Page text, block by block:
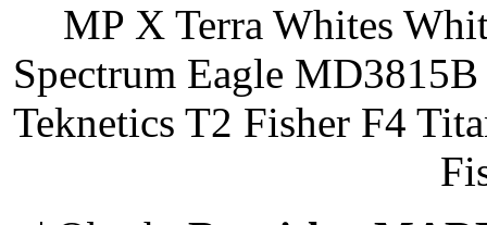
MP X Terra Whites
Spectrum Eagle
Teknetics T2 Fisher F4